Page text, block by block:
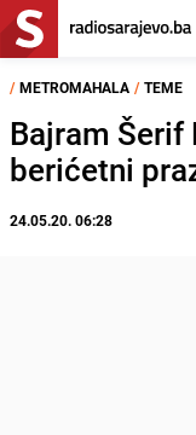
/ METROMAHALA / TEME
Bajram Šerif
berićetni
24.05.20. 06:28